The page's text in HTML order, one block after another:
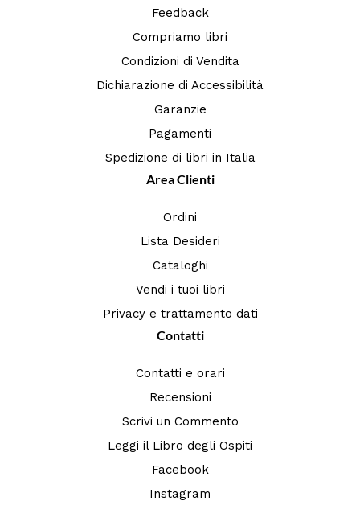
Feedback
Compriamo libri
Condizioni di Vendita
Dichiarazione di Accessibilità
Garanzie
Pagamenti
Spedizione di libri in Italia
Area Clienti
Ordini
Lista Desideri
Cataloghi
Vendi i tuoi libri
Privacy e trattamento dati
Contatti
Contatti e orari
Recensioni
Scrivi un Commento
Leggi il Libro degli Ospiti
Facebook
Instagram